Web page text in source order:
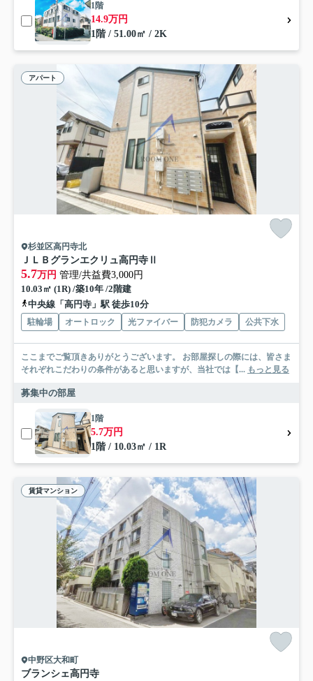
1階
14.9万円
1階 / 51.00㎡ / 2K
アパート
杉並区高円寺北
ＪＬＢグランエクリュ高円寺Ⅱ
5.7万円 管理/共益費3,000円
10.03㎡ (1R) /築10年 /2階建
中央線「高円寺」駅 徒歩10分
駐輪場 オートロック 光ファイバー 防犯カメラ 公共下水
ここまでご覧頂きありがとうございます。 お部屋探しの際には、皆さま
それぞれこだわりの条件があると思いますが、当社では【... もっと見る
募集中の部屋
1階
5.7万円
1階 / 10.03㎡ / 1R
賃貸マンション
中野区大和町
ブランシェ高円寺